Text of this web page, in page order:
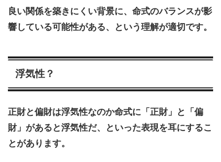
良い関係を築きにくい背景に、命式のバランスが影
響している可能性がある、という理解が適切です。
浮気性？
正財と偏財は浮気性なのか命式に「正財」と「偏
財」があると浮気性だ、といった表現を耳にするこ
とがあります。